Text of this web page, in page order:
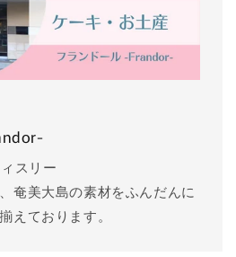
スリー
奄美大島の素材をふんだんに
えております。